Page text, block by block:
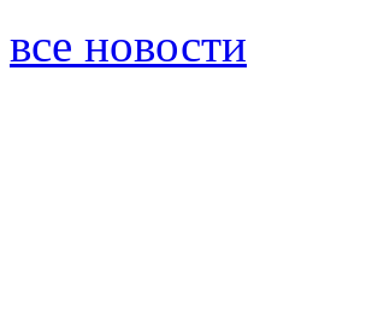
все новости